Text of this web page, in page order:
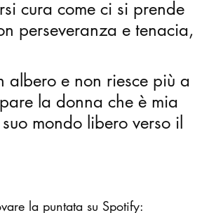
cura come ci si prende
perseveranza e tenacia,
albero e non riesce più a
la donna che è mia
mondo libero verso il
la puntata su Spotify: